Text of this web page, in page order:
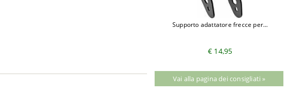
Supporto adattatore frecce per...
€ 14,95
Vai alla pagina dei consigliati »